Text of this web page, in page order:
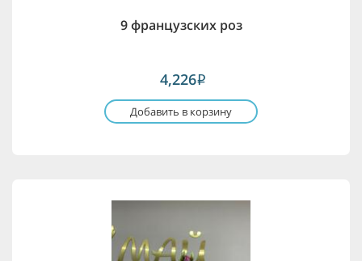
9 французских роз
4,226i
Добавить в корзину